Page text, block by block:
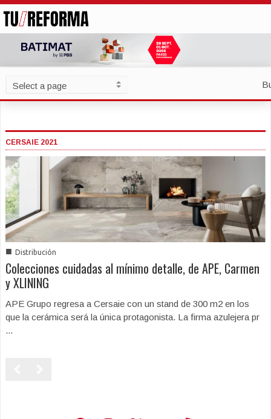
CERSAIE 2021
■ Distribución
Colecciones cuidadas al mínimo detalle, de APE, Carmen
y XLINING
APE Grupo regresa a Cersaie con un stand de 300 m2 en los
que la cerámica será la única protagonista. La firma azulejera pr
...